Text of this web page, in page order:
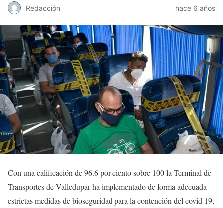
Redacción hace 6 años
Con una calificación de 96.6 por ciento sobre 100 la Terminal de
Transportes de Valledupar ha implementado de forma adecuada
estrictas medidas de bioseguridad para la contención del covid 19,